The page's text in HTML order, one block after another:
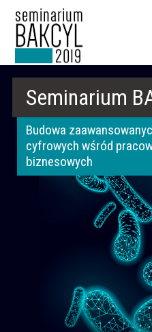
Seminarium
Budowa
cyfrowych wśród
biznesowych